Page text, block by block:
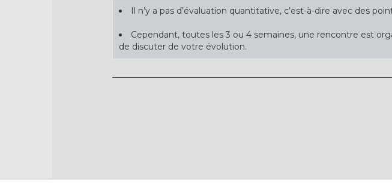
Il n’y a pas d’évaluation quantitative, c’est-à-dire avec des
Cependant, toutes les 3 ou 4 semaines, une rencontre est
de discuter de votre évolution.